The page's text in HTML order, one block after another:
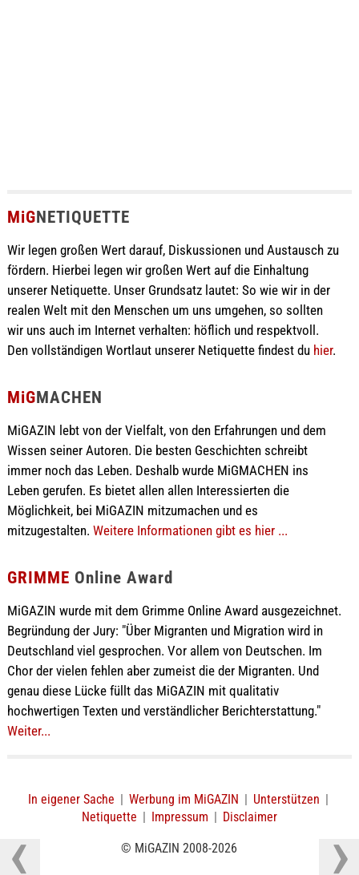
MiGNETIQUETTE
Wir legen großen Wert darauf, Diskussionen und Austausch zu
fördern. Hierbei legen wir großen Wert auf die Einhaltung
unserer Netiquette. Unser Grundsatz lautet: So wie wir in der
realen Welt mit den Menschen um uns umgehen, so sollten
wir uns auch im Internet verhalten: höflich und respektvoll.
Den vollständigen Wortlaut unserer Netiquette findest du hier.
MiGMACHEN
MiGAZIN lebt von der Vielfalt, von den Erfahrungen und dem
Wissen seiner Autoren. Die besten Geschichten schreibt
immer noch das Leben. Deshalb wurde MiGMACHEN ins
Leben gerufen. Es bietet allen allen Interessierten die
Möglichkeit, bei MiGAZIN mitzumachen und es
mitzugestalten. Weitere Informationen gibt es hier ...
GRIMME Online Award
MiGAZIN wurde mit dem Grimme Online Award ausgezeichnet.
Begründung der Jury: "Über Migranten und Migration wird in
Deutschland viel gesprochen. Vor allem von Deutschen. Im
Chor der vielen fehlen aber zumeist die der Migranten. Und
genau diese Lücke füllt das MiGAZIN mit qualitativ
hochwertigen Texten und verständlicher Berichterstattung."
Weiter...
In eigener Sache | Werbung im MiGAZIN | Unterstützen |
Netiquette | Impressum | Disclaimer
© MiGAZIN 2008-2026